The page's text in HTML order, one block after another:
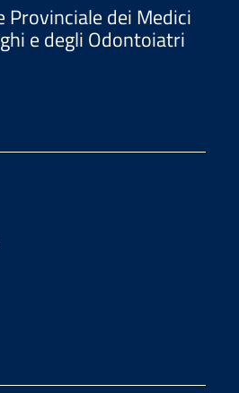
Provinciale dei Medici
e degli Odontoiatri